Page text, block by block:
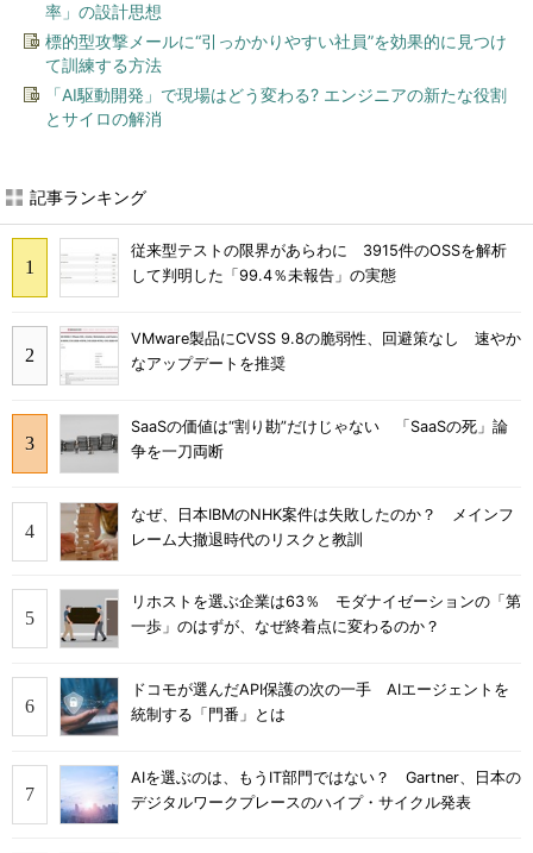
率」の設計思想
標的型攻撃メールに“引っかかりやすい社員”を効果的に見つけ
て訓練する方法
「AI駆動開発」で現場はどう変わる? エンジニアの新たな役割
とサイロの解消
記事ランキング
従来型テストの限界があらわに 3915件のOSSを解析
して判明した「99.4％未報告」の実態
VMware製品にCVSS 9.8の脆弱性、回避策なし 速やか
なアップデートを推奨
SaaSの価値は“割り勘”だけじゃない 「SaaSの死」論
争を一刀両断
なぜ、日本IBMのNHK案件は失敗したのか？ メインフ
レーム大撤退時代のリスクと教訓
リホストを選ぶ企業は63％ モダナイゼーションの「第
一歩」のはずが、なぜ終着点に変わるのか？
ドコモが選んだAPI保護の次の一手 AIエージェントを
統制する「門番」とは
AIを選ぶのは、もうIT部門ではない？ Gartner、日本の
デジタルワークプレースのハイプ・サイクル発表